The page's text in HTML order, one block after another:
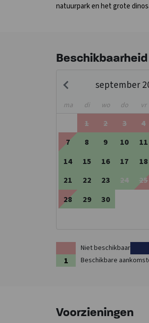
natuurpark en het grote
Beschikbaarheid
september
ma di wo do vr
1 2 3 4
7
8 9 10 11
14
15 16 17 18
21
22 23 24 25
28
29 30
Niet beschikbaar
Beschikbare
Voorzieningen